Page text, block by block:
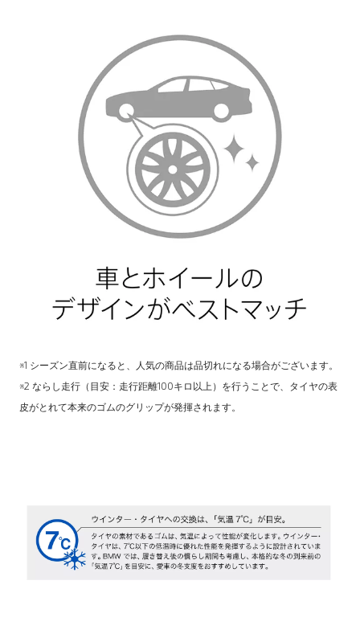
※1 シーズン直前になると、人気の商品は品切れになる場合がございます。
※2 ならし走行（目安：走行距離100キロ以上）を行うことで、タイヤの表
皮がとれて本来のゴムのグリップが発揮されます。